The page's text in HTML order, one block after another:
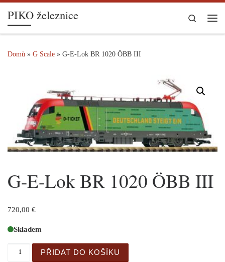
Skip to content
PIKO železnice
Search
Domů » G Scale » G-E-Lok BR 1020 ÖBB III
G-E-Lok BR 1020 ÖBB III
720,00 €
Skladem
G-E-Lok BR 1020 ÖBB III množství
PŘIDAT DO KOŠÍKU